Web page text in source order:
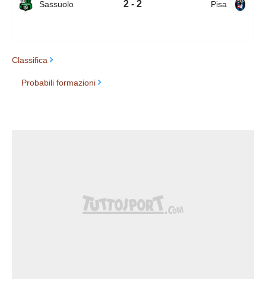
Sassuolo 2 - 2 Pisa
Classifica
Probabili formazioni